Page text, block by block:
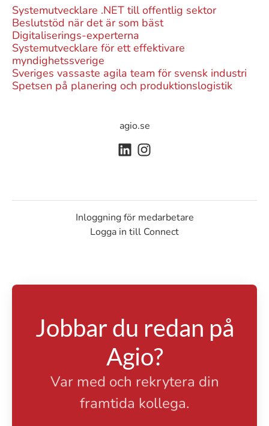
Systemutvecklare .NET till offentlig sektor
Beslutstöd när det är som bäst
Digitaliserings-experterna
Systemutvecklare för ett effektivare
myndighetssverige
Sveriges vassaste agila team för svensk industri
Spetsen på planering och produktionslogistik
agio.se
Inloggning för medarbetare
Logga in till Connect
Jobbar du redan på
Agio?
Var med och rekrytera din
framtida kollega.